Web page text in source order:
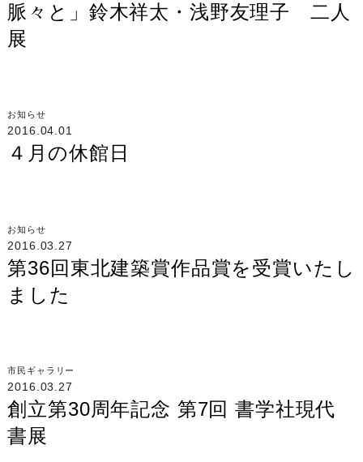
脈々と」鈴木祥太・浅野友理子 二人
展
お知らせ
2016.04.01
４月の休館日
お知らせ
2016.03.27
第36回東北建築賞作品賞を受賞いたし
ました
市民ギャラリー
2016.03.27
創立第30周年記念 第7回 書学社現代
書展